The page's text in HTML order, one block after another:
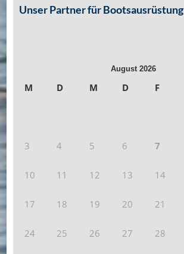
Unser Partner für Bootsausrüstung
August 2026
M D M D F
3 4 5 6 7
10 11 12 13 14
17 18 19 20 21
24 25 26 27 28